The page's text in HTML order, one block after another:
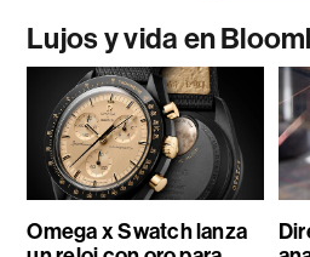
Lujos y vida en
Omega x Swatch lanza